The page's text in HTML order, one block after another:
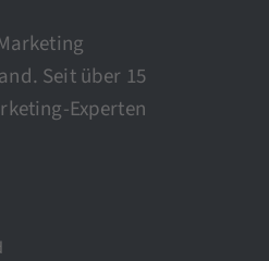
Seit über 15
Experten